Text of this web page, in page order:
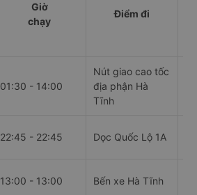
Giờ
chạy
Điểm đi
01:30 - 14:00
Nút giao cao tốc
địa phận Hà
Tĩnh
22:45 - 22:45 Dọc Quốc Lộ 1A
13:00 - 13:00 Bến xe Hà Tĩnh